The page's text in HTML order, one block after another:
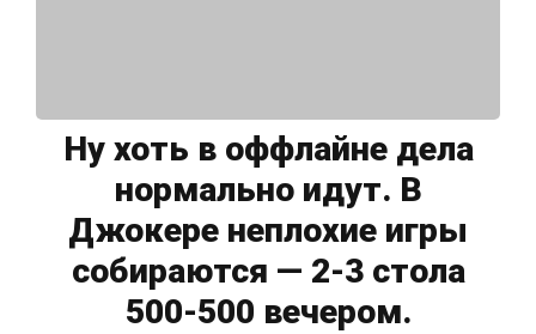
Ну хоть в оффлайне дела
нормально идут. В
Джокере неплохие игры
собираются — 2-3 стола
500-500 вечером.